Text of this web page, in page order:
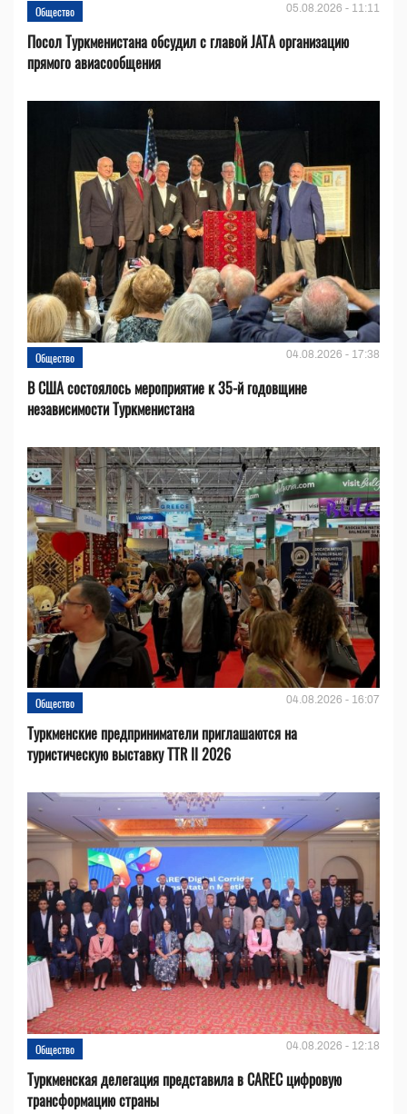
Общество 05.08.2026 - 11:11
Посол Туркменистана обсудил с главой JATA организацию
прямого авиасообщения
Общество 04.08.2026 - 17:38
В США состоялось мероприятие к 35-й годовщине
независимости Туркменистана
Общество 04.08.2026 - 16:07
Туркменские предприниматели приглашаются на
туристическую выставку TTR II 2026
Общество 04.08.2026 - 12:18
Туркменская делегация представила в CAREC цифровую
трансформацию страны